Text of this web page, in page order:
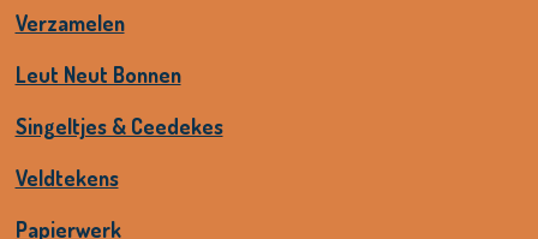
Verzamelen
Leut Neut Bonnen
Singeltjes & Ceedekes
Veldtekens
Papierwerk